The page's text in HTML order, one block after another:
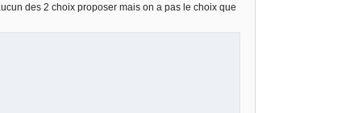
des 2 choix proposer mais on a pas le choix que